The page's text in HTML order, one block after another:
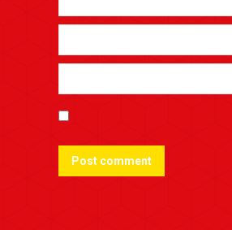
Post comment